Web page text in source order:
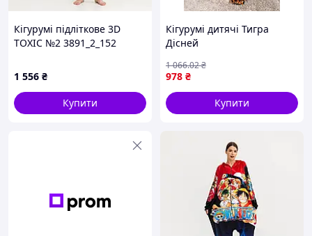
Кігурумі підліткове 3D
TOXIC №2 3891_2_152
1 556 ₴
Купити
Кігурумі дитячі Тигра
Дісней
978 ₴
1 066.02₴
Купити